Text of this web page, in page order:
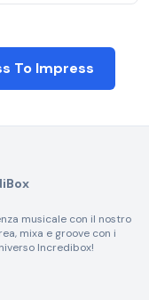
To Impress
musicale con il nostro
mixa e groove con i
Incredibox!